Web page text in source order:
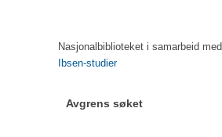
Nasjonalbiblioteket i samarbeid med
Ibsen-studier
Avgrens søket